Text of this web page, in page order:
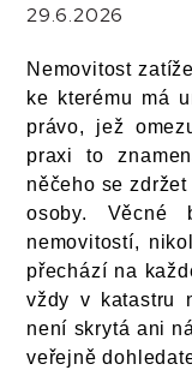
29.6.2026
Nemovitost
ke kterému má
právo, jež
praxi to
něčeho se
osoby. Věcné
nemovitostí,
přechází na
vždy v katastru
není skrytá ani
veřejně